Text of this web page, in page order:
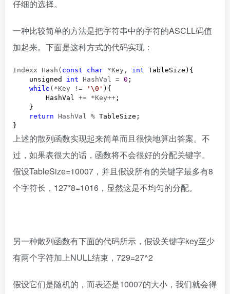
仔细的选择。
一种比较简单的方法是把字符串中的字符的ASCLL码值
加起来。下面是这种方式的代码实现：
Indexx Hash( const char *Key, int TableSize){
    unsigned
int HashVal = 0 ;
while (*Key != ' \0 ' ){
        HashVal
+= *Key++ ;
    }
return HashVal % TableSize;
}
上述的散列函数实现起来简单而且很快地算出答案。不
过，如果表很大的话，函数将不会很好的分配关键字。
假设TableSize=10007，并且假设所有的关键字最多有8
个字符长，127*8=1016，显然这是不均匀的分配。
另一种散列函数有下面的代码所示，假设关键字key至少
有两个字符加上NULL结束，729=27^2
假设它们是随机的，而表还是10007的大小，我们就会得